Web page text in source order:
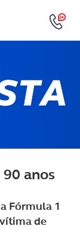
anos
Fórmula 1
de